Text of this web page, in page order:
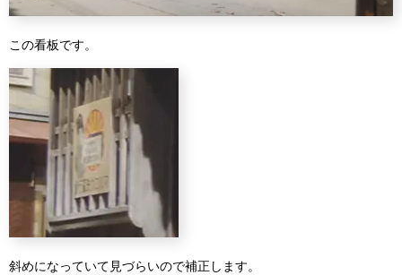
この看板です。
斜めになっていて見づらいので補正します。